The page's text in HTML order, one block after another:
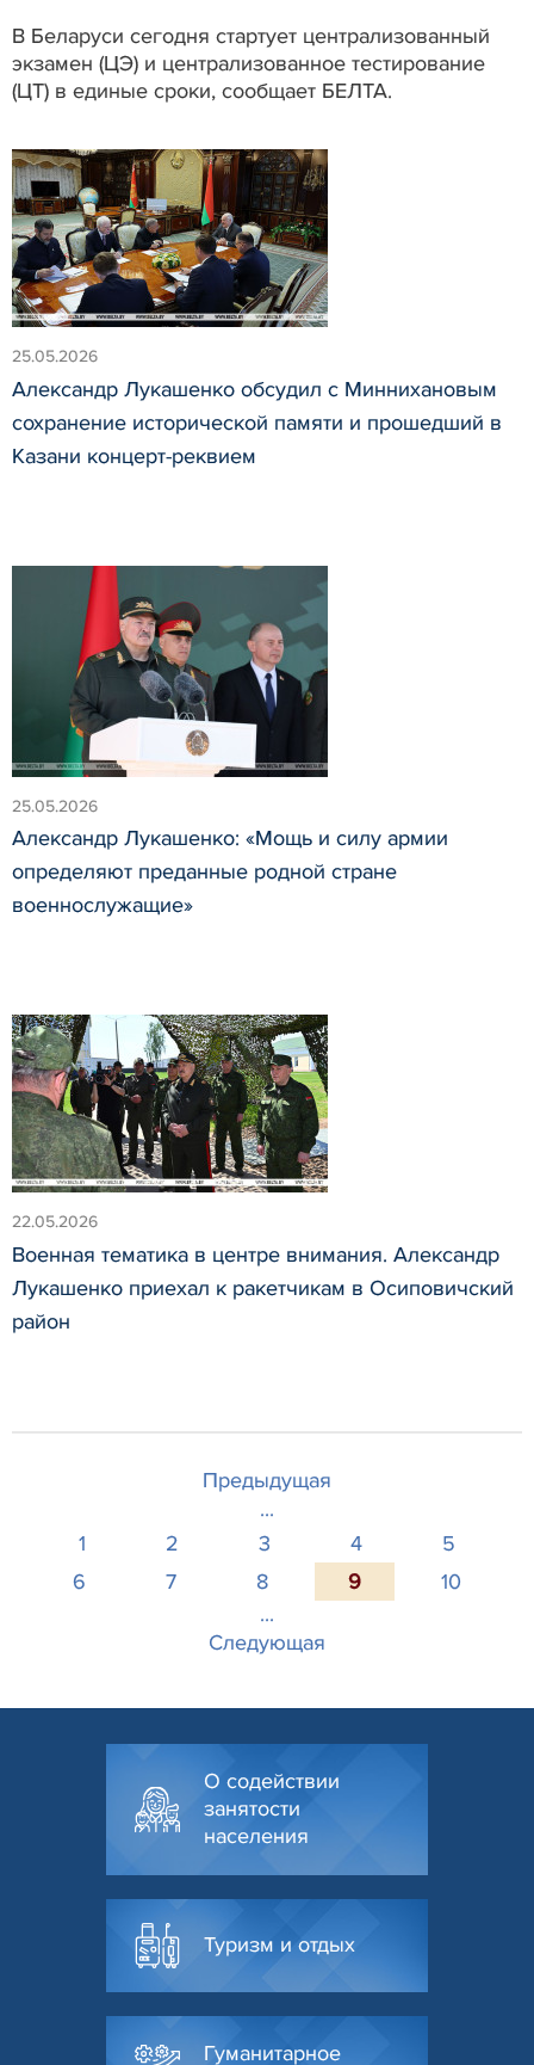
В Беларуси сегодня стартует централизованный
экзамен (ЦЭ) и централизованное тестирование
(ЦТ) в единые сроки, сообщает БЕЛТА.
25.05.2026
Александр Лукашенко обсудил с Миннихановым
сохранение исторической памяти и прошедший в
Казани концерт-реквием
25.05.2026
Александр Лукашенко: «Мощь и силу армии
определяют преданные родной стране
военнослужащие»
22.05.2026
Военная тематика в центре внимания. Александр
Лукашенко приехал к ракетчикам в Осиповичский
район
Предыдущая
...
1
2 3 4
5
6
7 8 9
10
...
Следующая
О содействии
занятости
населения
Туризм и отдых
Гуманитарное